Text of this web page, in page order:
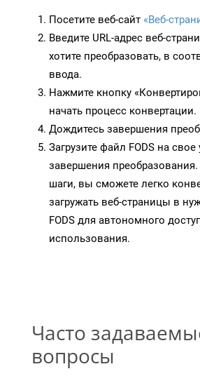
Посетите веб-сайт «Веб-
Введите URL-адрес веб-
хотите преобразовать, в
ввода.
Нажмите кнопку
начать процесс конвертации.
Дождитесь завершения
Загрузите файл FODS на
завершения
шаги, вы сможете легко
загружать веб-страницы в
FODS для автономного
использования.
Часто
вопросы